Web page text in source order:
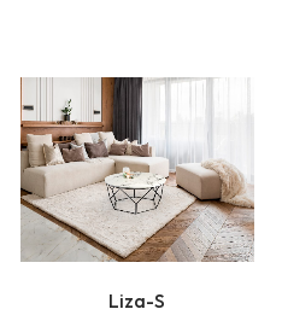
Liza-S